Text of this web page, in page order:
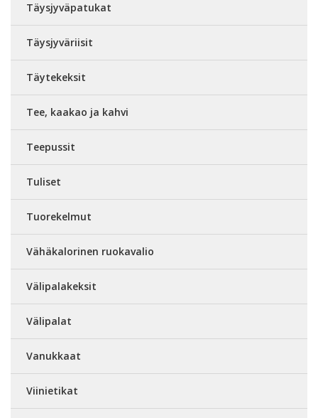
Täysjyväpatukat
Täysjyväriisit
Täytekeksit
Tee, kaakao ja kahvi
Teepussit
Tuliset
Tuorekelmut
Vähäkalorinen ruokavalio
Välipalakeksit
Välipalat
Vanukkaat
Viinietikat